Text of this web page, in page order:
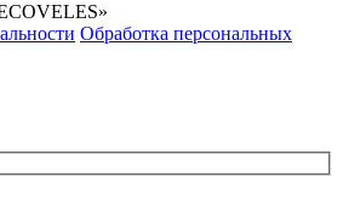
Обработка персональных